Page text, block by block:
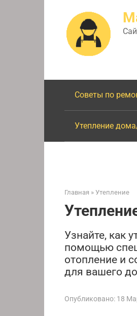
Советы по
Утепление
Главная » Утепление
Узнайте, как
помощью
отопление и
для вашего
Опубликовано: 18